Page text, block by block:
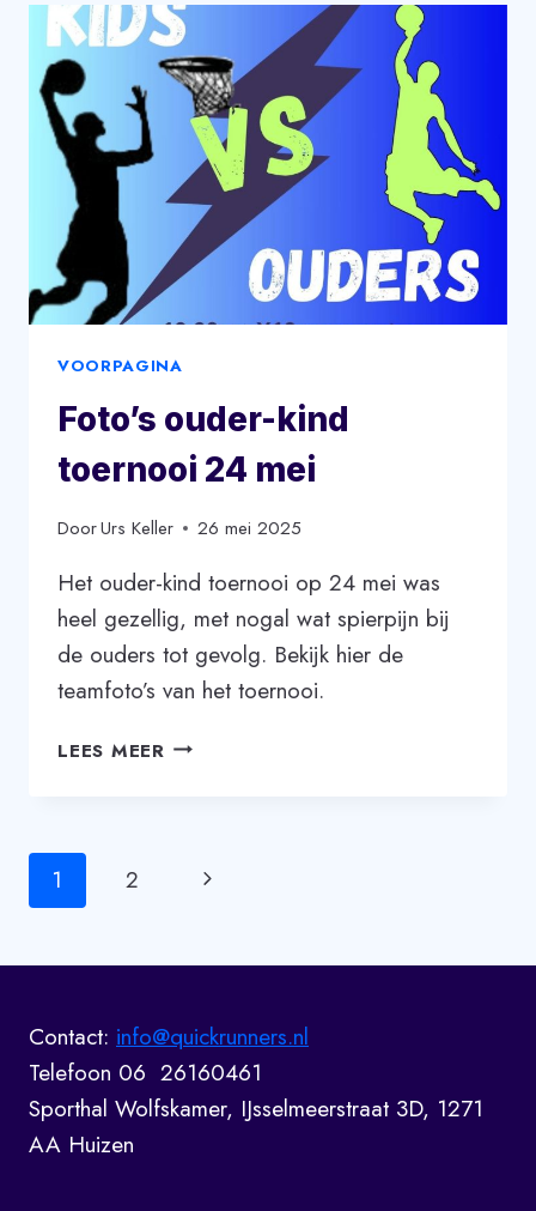
MIXTOERNOOI
EN
BARBECUE
VOORPAGINA
Foto’s ouder-kind
toernooi 24 mei
DoorUrs Keller 26 mei 2025
Het ouder-kind toernooi op 24 mei was
heel gezellig, met nogal wat spierpijn bij
de ouders tot gevolg. Bekijk hier de
teamfoto’s van het toernooi.
LEES MEER FOTO’S
Paginanavigatie
1 2
Volgende
Contact: info@quickrunners.nl
Telefoon 06 26160461
Sporthal Wolfskamer, IJsselmeerstraat 3D, 1271
AA Huizen